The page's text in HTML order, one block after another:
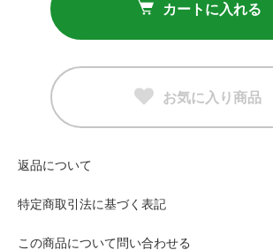
カートに入れる
お気に入り商品
返品について
特定商取引法に基づく表記
この商品について問い合わせる